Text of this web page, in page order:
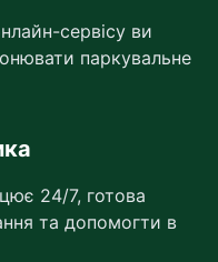
сервісу ви
паркувальне
24/7, готова
та допомогти в